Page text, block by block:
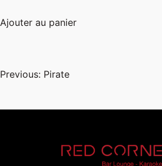
Ajouter au panier
Navigation
Previous: Pirate